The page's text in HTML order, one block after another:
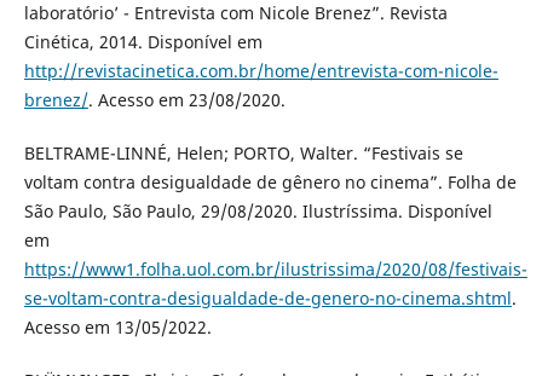
laboratório’ - Entrevista com Nicole Brenez”. Revista
Cinética, 2014. Disponível em
http://revistacinetica.com.br/home/entrevista-com-nicole-
brenez/. Acesso em 23/08/2020.
BELTRAME-LINNÉ, Helen; PORTO, Walter. “Festivais se
voltam contra desigualdade de gênero no cinema”. Folha de
São Paulo, São Paulo, 29/08/2020. Ilustríssima. Disponível
em
https://www1.folha.uol.com.br/ilustrissima/2020/08/festivais-
se-voltam-contra-desigualdade-de-genero-no-cinema.shtml.
Acesso em 13/05/2022.